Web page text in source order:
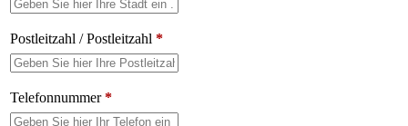
Postleitzahl / Postleitzahl *
Telefonnummer*